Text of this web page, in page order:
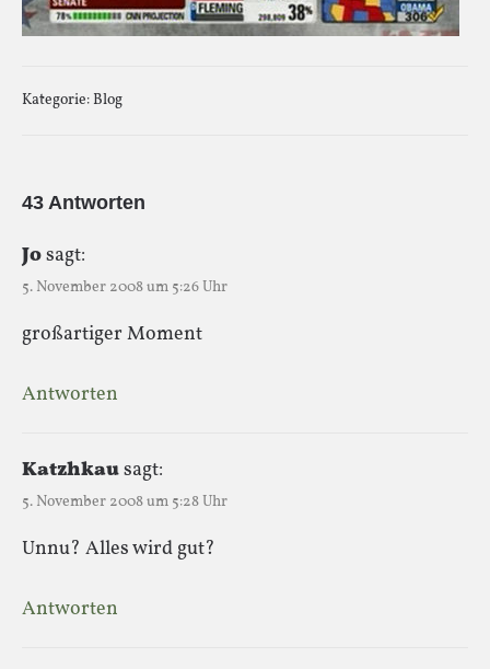
Kategorie:Blog
43 Antworten
Josagt:
5. November 2008 um 5:26 Uhr
großartiger Moment
Antworten
Katzhkausagt:
5. November 2008 um 5:28 Uhr
Unnu? Alles wird gut?
Antworten